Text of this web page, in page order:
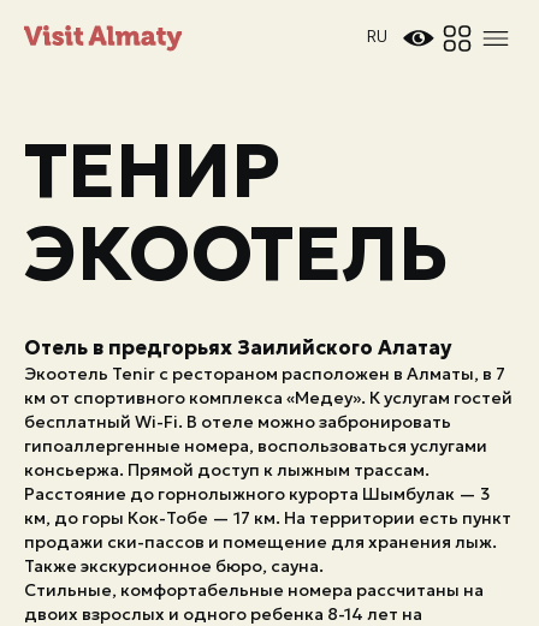
RU
ТЕНИР
ЭКООТЕЛЬ
Отель в предгорьях Заилийского Алатау
Экоотель Tenir с рестораном расположен в Алматы, в 7
км от спортивного комплекса «Медеу». К услугам гостей
бесплатный Wi-Fi. В отеле можно забронировать
гипоаллергенные номера, воспользоваться услугами
консьержа. Прямой доступ к лыжным трассам.
Расстояние до горнолыжного курорта Шымбулак — 3
км, до горы Кок-Тобе — 17 км. На территории есть пункт
продажи ски-пассов и помещение для хранения лыж.
Также экскурсионное бюро, сауна.
Стильные, комфортабельные номера рассчитаны на
двоих взрослых и одного ребенка 8-14 лет на
Новости
Дата и время Погода в Алматы
26°C
Мероприятия
Экстренные номера